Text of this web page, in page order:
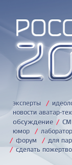
эксперты /
новости аватар-
обсуждение /
юмор /
/ форум / для
/ сделать